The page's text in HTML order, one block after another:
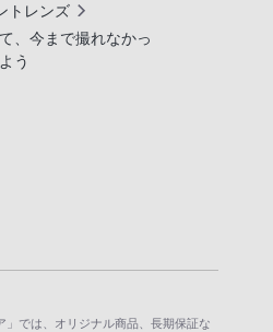
トレンズ
、今まで撮れなかっ
う
」では、オリジナル商品、長期保証な